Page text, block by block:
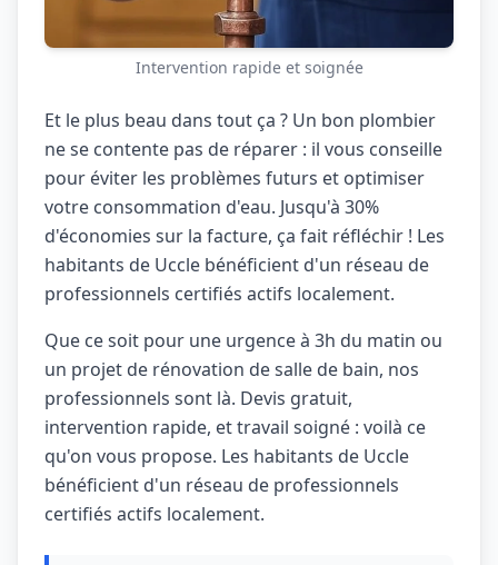
Intervention rapide et soignée
Et le plus beau dans tout ça ? Un bon plombier
ne se contente pas de réparer : il vous conseille
pour éviter les problèmes futurs et optimiser
votre consommation d'eau. Jusqu'à 30%
d'économies sur la facture, ça fait réfléchir ! Les
habitants de Uccle bénéficient d'un réseau de
professionnels certifiés actifs localement.
Que ce soit pour une urgence à 3h du matin ou
un projet de rénovation de salle de bain, nos
professionnels sont là. Devis gratuit,
intervention rapide, et travail soigné : voilà ce
qu'on vous propose. Les habitants de Uccle
bénéficient d'un réseau de professionnels
certifiés actifs localement.